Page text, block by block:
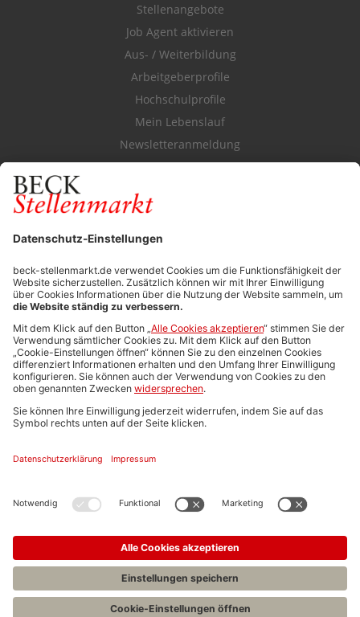
Stellenangebote
Job Agent aktivieren
Aus- / Weiterbildung
Arbeitgeberprofile
Hochschulprofile
Mein Lebenslauf
Newsletteranmeldung
Durchsuchen Sie den Stellenkatalog
FÜR ARBEITGEBER
Stellenmarktpreise
Anzeigen-AGB
Media-Daten
Newsletteranmeldung
Produktübersicht
ALLGEMEIN
FAQs
Impressum
Stellenangebote C.H.BECK